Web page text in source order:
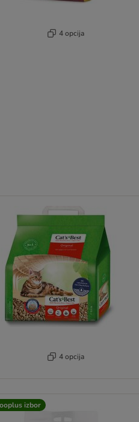
4 opcija
4 opcija
izbor